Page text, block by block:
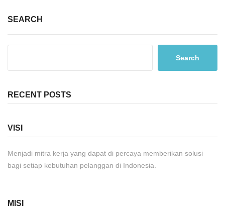
SEARCH
Search
RECENT POSTS
VISI
Menjadi mitra kerja yang dapat di percaya memberikan solusi
bagi setiap kebutuhan pelanggan di Indonesia.
MISI